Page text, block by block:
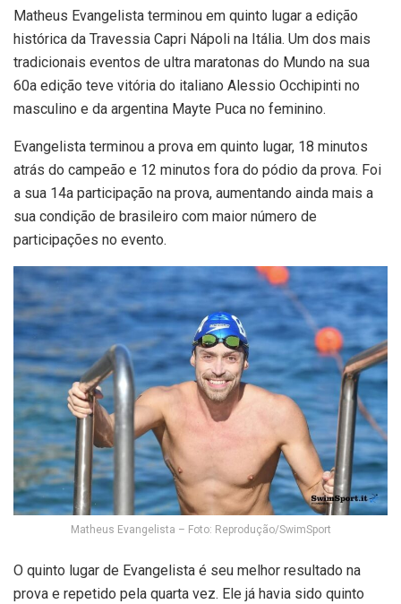
Matheus Evangelista terminou em quinto lugar a edição
histórica da Travessia Capri Nápoli na Itália. Um dos mais
tradicionais eventos de ultra maratonas do Mundo na sua
60a edição teve vitória do italiano Alessio Occhipinti no
masculino e da argentina Mayte Puca no feminino.
Evangelista terminou a prova em quinto lugar, 18 minutos
atrás do campeão e 12 minutos fora do pódio da prova. Foi
a sua 14a participação na prova, aumentando ainda mais a
sua condição de brasileiro com maior número de
participações no evento.
Matheus Evangelista – Foto: Reprodução/SwimSport
O quinto lugar de Evangelista é seu melhor resultado na
prova e repetido pela quarta vez. Ele já havia sido quinto